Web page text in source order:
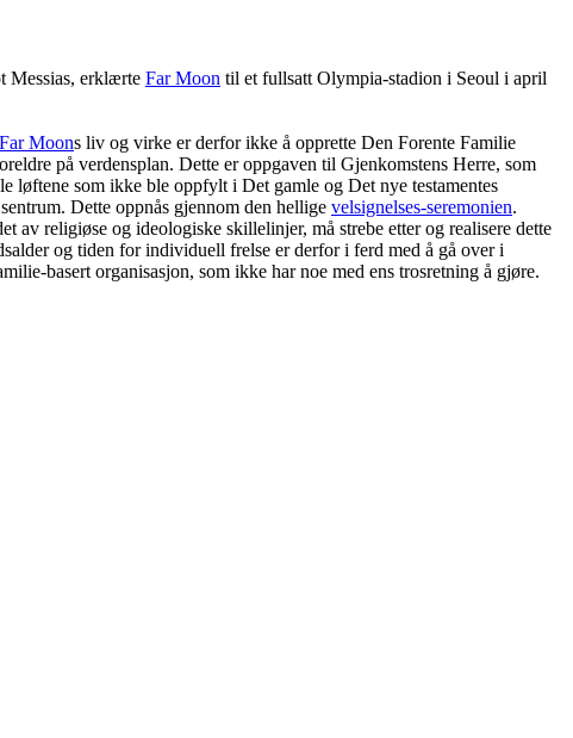
Messias, erklærte Far Moon til et fullsatt Olympia-stadion i Seoul i april
Far Moons liv og virke er derfor ikke å opprette Den Forente Familie
på verdensplan. Dette er oppgaven til Gjenkomstens Herre, som
løftene som ikke ble oppfylt i Det gamle og Det nye testamentes
Dette oppnås gjennom den hellige velsignelses-seremonien.
av religiøse og ideologiske skillelinjer, må strebe etter og realisere dette
og tiden for individuell frelse er derfor i ferd med å gå over i
basert organisasjon, som ikke har noe med ens trosretning å gjøre.